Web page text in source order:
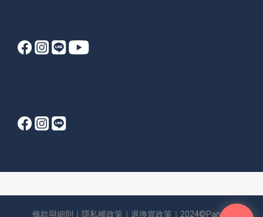
條款與細則 隱私權政策 退換貨政策 ｜2024©Panco